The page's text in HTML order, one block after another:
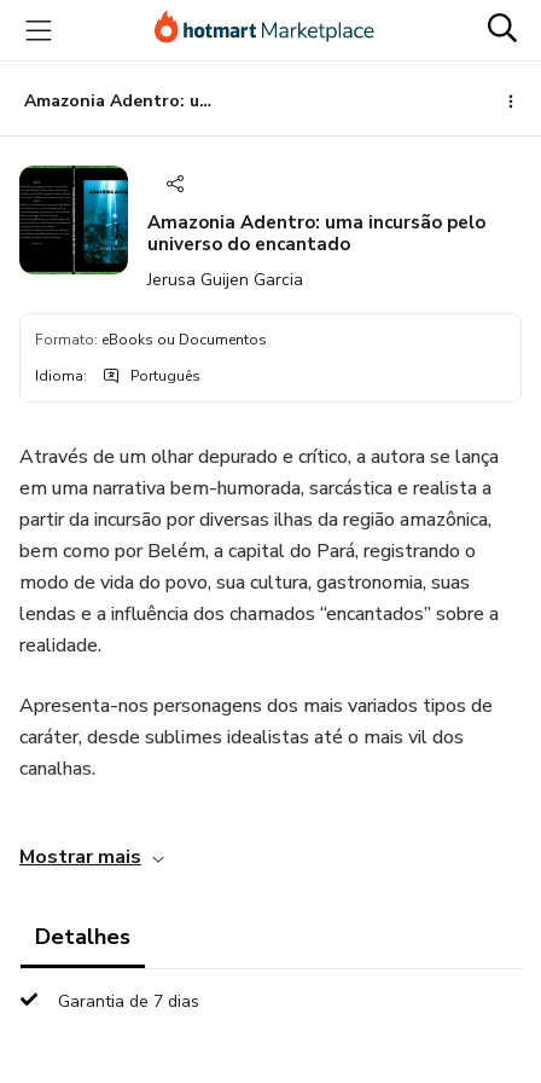
para
conteúdo
principal
para
pagamento
para
rodapé
Amazonia Adentro: uma incursão pelo universo do encantado
Amazonia Adentro: uma incursão pelo
universo do encantado
Jerusa Guijen Garcia
Formato: eBooks ou Documentos
Idioma: Português
Através de um olhar depurado e crítico, a autora se lança
em uma narrativa bem-humorada, sarcástica e realista a
partir da incursão por diversas ilhas da região amazônica,
bem como por Belém, a capital do Pará, registrando o
modo de vida do povo, sua cultura, gastronomia, suas
lendas e a influência dos chamados “encantados” sobre a
realidade.
Apresenta-nos personagens dos mais variados tipos de
caráter, desde sublimes idealistas até o mais vil dos
canalhas.
que mostram os dois lados do agronegócio, além de
Traz à tona o mafioso esquema de agiotagem, prática que
onde a lei é mais frouxa.
Mostrar mais
Detalhes
Garantia de 7 dias